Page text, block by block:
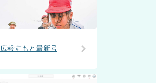
広報すもと最新号